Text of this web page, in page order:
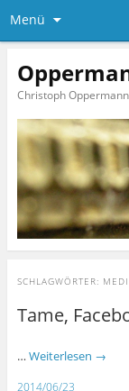
Menü
Christoph
SCHLAGWÖRTER:
Tame,
… Weiterlesen →
2014/06/23